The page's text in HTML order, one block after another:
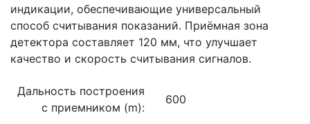
индикации, обеспечивающие универсальный
способ считывания показаний. Приёмная зона
детектора составляет 120 мм, что улучшает
качество и скорость считывания сигналов.
Дальность построения
с приемником (m):
600